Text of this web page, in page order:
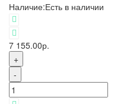
Наличие:Есть в наличии
7 155.00р.
+
-